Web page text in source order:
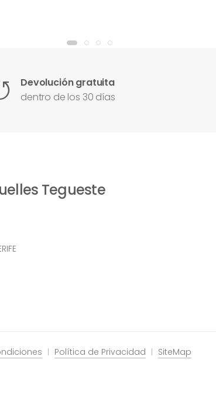
Devolución gratuita
dentro de los 30 días
Tegueste
Política de Privacidad SiteMap